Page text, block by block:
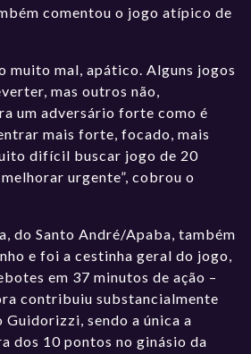
comentou o jogo atípico de
muito mal, apático. Alguns jogos
mas outros não,
um adversário forte como é
mais forte, focado, mais
difícil buscar jogo de 20
urgente”, cobrou o
do Santo André/Apaba, também
e foi a cestinha geral do jogo,
em 37 minutos de ação –
contribuiu substancialmente
Guidorizzi, sendo a única a
dos 10 pontos no ginásio da